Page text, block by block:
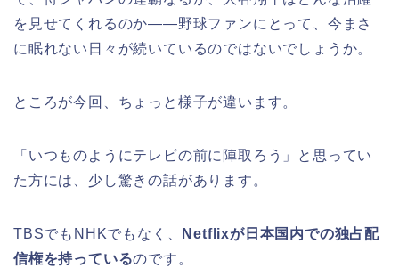
を見せてくれるのか——野球ファンにとって、今まさ
に眠れない日々が続いているのではないでしょうか。
ところが今回、ちょっと様子が違います。
「いつものようにテレビの前に陣取ろう」と思ってい
た方には、少し驚きの話があります。
TBSでもNHKでもなく、
Netflixが日本国内での独占配
信権を持っているのです。